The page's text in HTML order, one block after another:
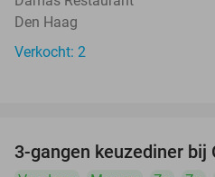
Den Haag
Verkocht: 2
3-gangen keuzediner bij